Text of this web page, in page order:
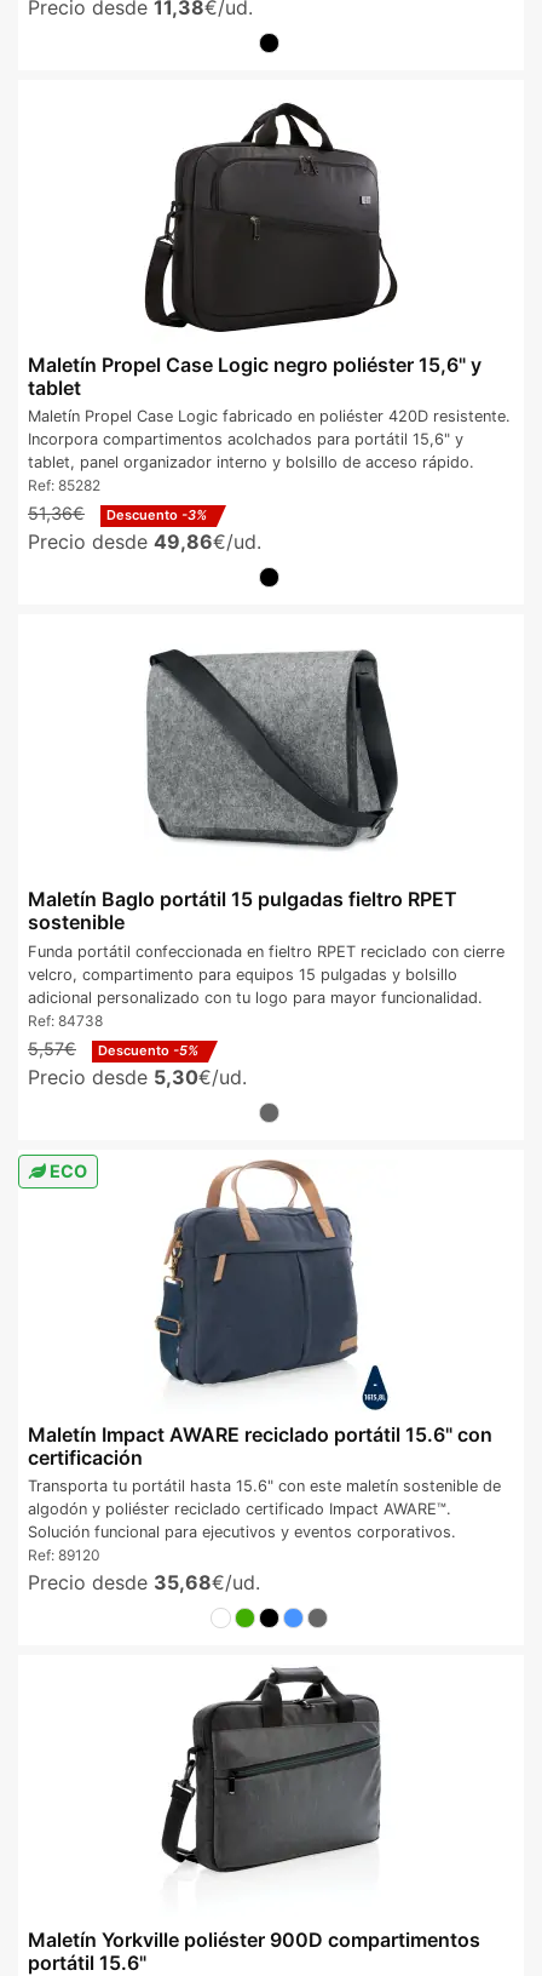
Precio desde 11,38€/ud.
Maletín Propel Case Logic negro poliéster 15,6" y
tablet
Maletín Propel Case Logic fabricado en poliéster 420D resistente.
Incorpora compartimentos acolchados para portátil 15,6" y
tablet, panel organizador interno y bolsillo de acceso rápido.
Ref: 85282
51,36€ Descuento -3%
Precio desde 49,86€/ud.
Maletín Baglo portátil 15 pulgadas fieltro RPET
sostenible
Funda portátil confeccionada en fieltro RPET reciclado con cierre
velcro, compartimento para equipos 15 pulgadas y bolsillo
adicional personalizado con tu logo para mayor funcionalidad.
Ref: 84738
5,57€ Descuento -5%
Precio desde 5,30€/ud.
ECO
Maletín Impact AWARE reciclado portátil 15.6" con
certificación
Transporta tu portátil hasta 15.6" con este maletín sostenible de
algodón y poliéster reciclado certificado Impact AWARE™.
Solución funcional para ejecutivos y eventos corporativos.
Ref: 89120
Precio desde 35,68€/ud.
Maletín Yorkville poliéster 900D compartimentos
portátil 15.6"